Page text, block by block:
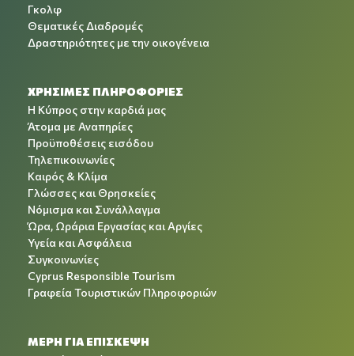
Γκολφ
Θεματικές Διαδρομές
Δραστηριότητες με την οικογένεια
ΧΡΉΣΙΜΕΣ ΠΛΗΡΟΦΟΡΊΕΣ
Η Κύπρος στην καρδιά μας
Άτομα με Αναπηρίες
Προϋποθέσεις εισόδου
Τηλεπικοινωνίες
Καιρός & Κλίμα
Γλώσσες και Θρησκείες
Νόμισμα και Συνάλλαγμα
Ώρα, Ωράρια Εργασίας και Αργίες
Υγεία και Ασφάλεια
Συγκοινωνίες
Cyprus Responsible Tourism
Γραφεία Τουριστικών Πληροφοριών
ΜΕΡΗ ΓΙΑ ΕΠΙΣΚΕΨΗ